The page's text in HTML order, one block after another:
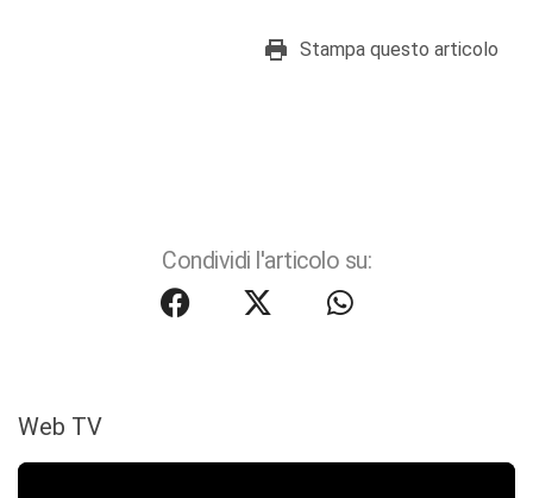
Stampa questo articolo
Condividi l'articolo su:
Web TV